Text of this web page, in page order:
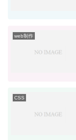
web制作
CSS